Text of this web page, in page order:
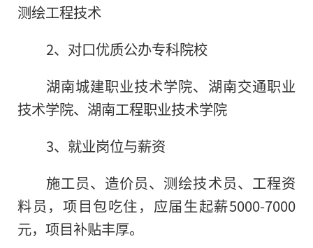
测绘工程技术
2、对口优质公办专科院校
湖南城建职业技术学院、湖南交通职业
技术学院、湖南工程职业技术学院
3、就业岗位与薪资
施工员、造价员、测绘技术员、工程资
料员，项目包吃住，应届生起薪5000-7000
元，项目补贴丰厚。